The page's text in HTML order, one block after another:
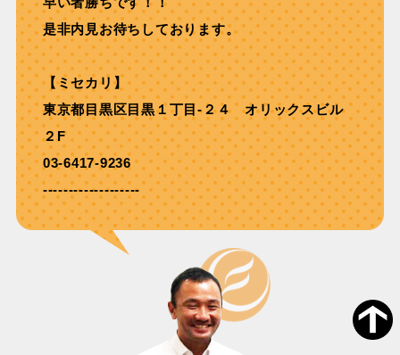
是非内見お待ちしております。
【ミセカリ】
東京都目黒区目黒１丁目-２４ オリックスビル
２F
03-6417-9236
-------------------